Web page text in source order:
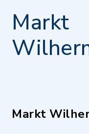
Markt
Markt